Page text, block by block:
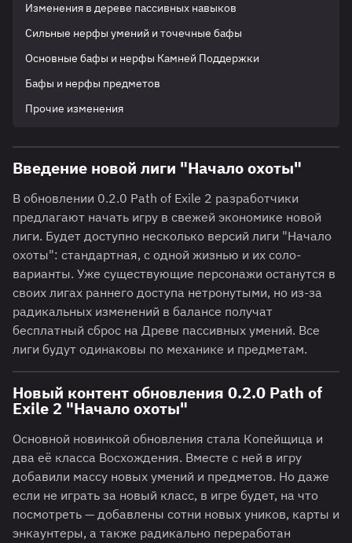
Изменения в дереве пассивных навыков
Сильные нерфы умений и точечные бафы
Основные бафы и нерфы Камней Поддержки
Бафы и нерфы предметов
Прочие изменения
Введение новой лиги "Начало охоты"
В обновлении 0.2.0 Path of Exile 2 разработчики
предлагают начать игру в свежей экономике новой
лиги. Будет доступно несколько версий лиги "Начало
охоты": стандартная, с одной жизнью и их соло-
варианты. Уже существующие персонажи останутся в
своих лигах раннего доступа нетронутыми, но из-за
радикальных изменений в балансе получат
бесплатный сброс на Древе пассивных умений. Все
лиги будут одинаковы по механике и предметам.
Новый контент обновления 0.2.0 Path of
Exile 2 "Начало охоты"
Основной новинкой обновления стала Копейщица и
два её класса Восхождения. Вместе с ней в игру
добавили массу новых умений и предметов. Но даже
если не играть за новый класс, в игре будет, на что
посмотреть — добавлены сотни новых уников, карты и
энкаунтеры, а также радикально переработан